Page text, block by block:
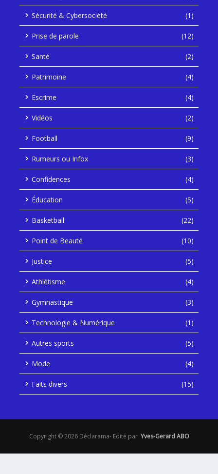
Sécurité & Cybersociété (1)
Prise de parole (12)
Santé (2)
Patrimoine (4)
Escrime (4)
Vidéos (2)
Football (9)
Rumeurs ou Infox (3)
Confidences (4)
Éducation (5)
Basketball (22)
Point de Beauté (10)
Justice (5)
Athlétisme (4)
Gymnastique (3)
Technologie & Numérique (1)
Autres sports (5)
Mode (4)
Faits divers (15)
Copyright © 2026 Déclarama- Edité par Yves-Gerard ABO